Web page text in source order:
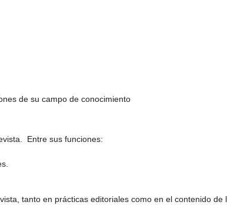
de su campo de conocimiento
Entre sus funciones:
tanto en prácticas editoriales como en el contenido de